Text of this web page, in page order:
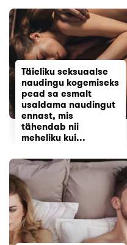
Täieliku seksuaalse
naudingu kogemiseks
pead sa esmalt
usaldama naudingut
ennast, mis
tähendab nii
meheliku kui...